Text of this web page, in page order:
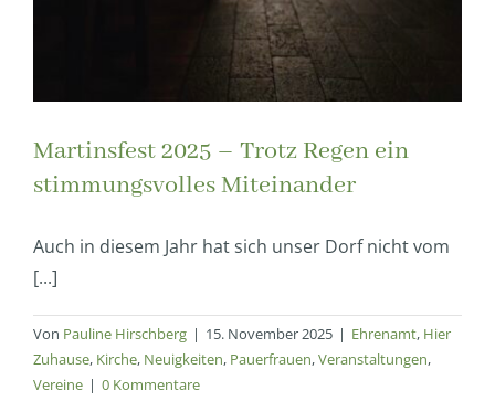
Martinsfest 2025 – Trotz Regen ein
stimmungsvolles Miteinander
Auch in diesem Jahr hat sich unser Dorf nicht vom
[...]
Von Pauline Hirschberg | 15. November 2025 | Ehrenamt, Hier
Zuhause, Kirche, Neuigkeiten, Pauerfrauen,Veranstaltungen,
Vereine | 0 Kommentare